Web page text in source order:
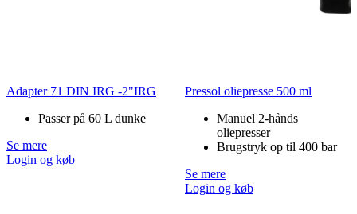
Adapter 71 DIN IRG -2"IRG
Passer på 60 L dunke
Se mere
Login og køb
Pressol oliepresse 500 ml
Manuel 2-hånds
oliepresser
Brugstryk op til 400 bar
Se mere
Login og køb